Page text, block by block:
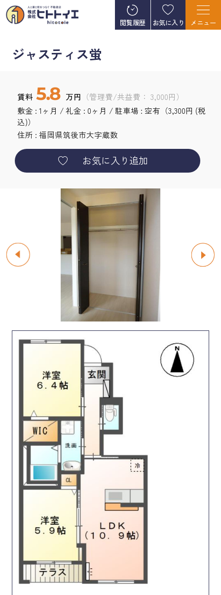
閲覧履歴 お気に入り メニュー
ジャスティス蛍
賃料 5.8 万円 （管理費/共益費： 3,000円）
敷金 : 1ヶ月 / 礼金 : 0ヶ月 / 駐車場 : 空有（3,300円 (税
込)）
住所 : 福岡県筑後市大字蔵数
お気に入り追加